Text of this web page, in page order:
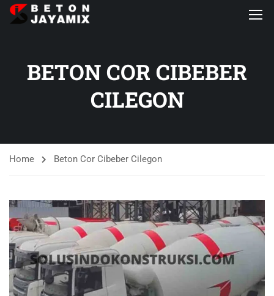
BETON COR CIBEBER
CILEGON
Home Beton Cor Cibeber Cilegon